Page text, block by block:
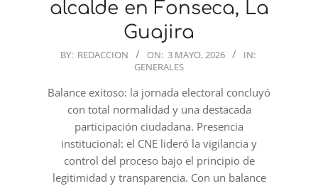
alcalde en Fonseca, La
Guajira
2026-
03
BY: REDACCION ON: 3 MAYO, 2026
IN:
GENERALES
Balance exitoso: la jornada electoral concluyó
con total normalidad y una destacada
participación ciudadana. Presencia
institucional: el CNE lideró la vigilancia y
control del proceso bajo el principio de
legitimidad y transparencia. Con un balance